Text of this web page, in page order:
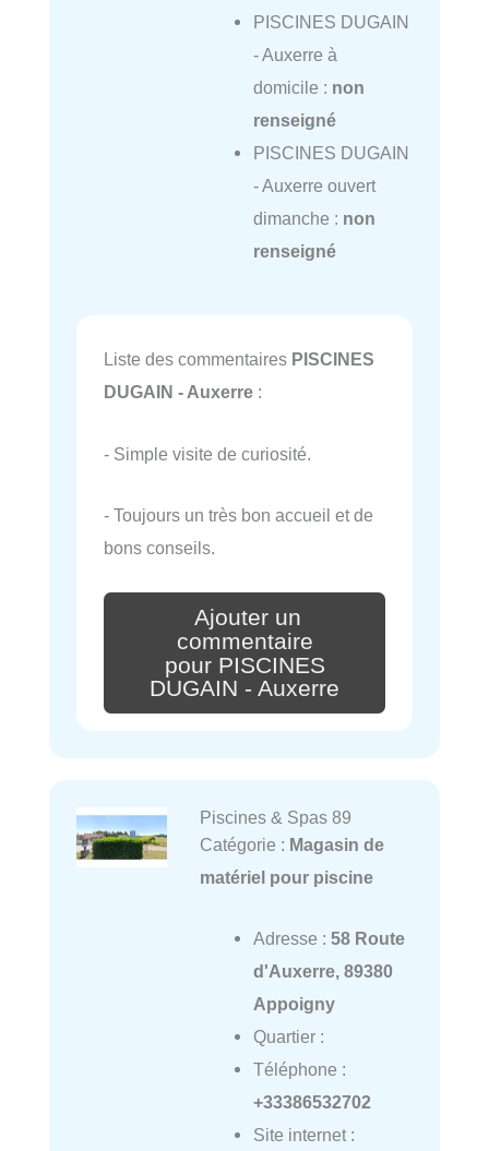
PISCINES DUGAIN
- Auxerre à
domicile : non
renseigné
PISCINES DUGAIN
- Auxerre ouvert
dimanche : non
renseigné
Liste des commentaires PISCINES
DUGAIN - Auxerre :
- Simple visite de curiosité.
- Toujours un très bon accueil et de
bons conseils.
Ajouter un
commentaire
pour PISCINES
DUGAIN - Auxerre
Piscines & Spas 89
Catégorie : Magasin de
matériel pour piscine
Adresse : 58 Route
d'Auxerre, 89380
Appoigny
Quartier :
Téléphone :
+33386532702
Site internet :